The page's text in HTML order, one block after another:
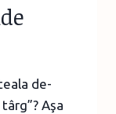
de-
Aşa